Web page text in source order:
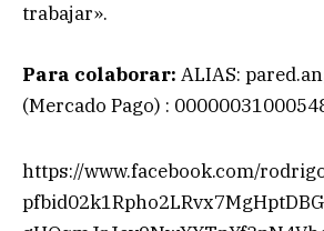
trabajar».
Para colaborar: ALIAS:
(Mercado Pago) :
https://www.facebook.com/